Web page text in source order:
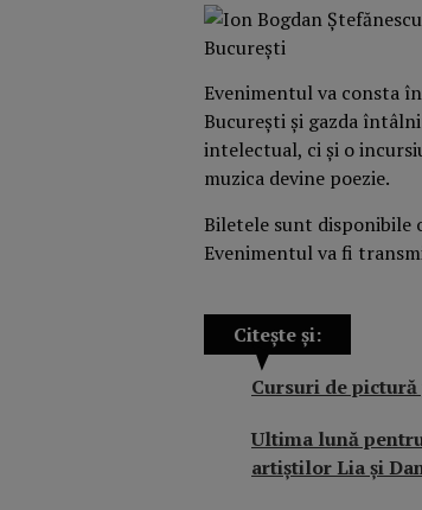
Evenimentul va consta
București și gazda
intelectual, ci și o
muzica devine poezie.
Biletele sunt disponibile
Evenimentul va fi
Citește și:
Cursuri de
Ultima lună
artiștilor Lia și